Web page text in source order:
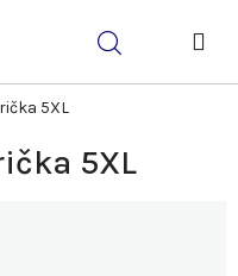
Hledat
5XL
5XL